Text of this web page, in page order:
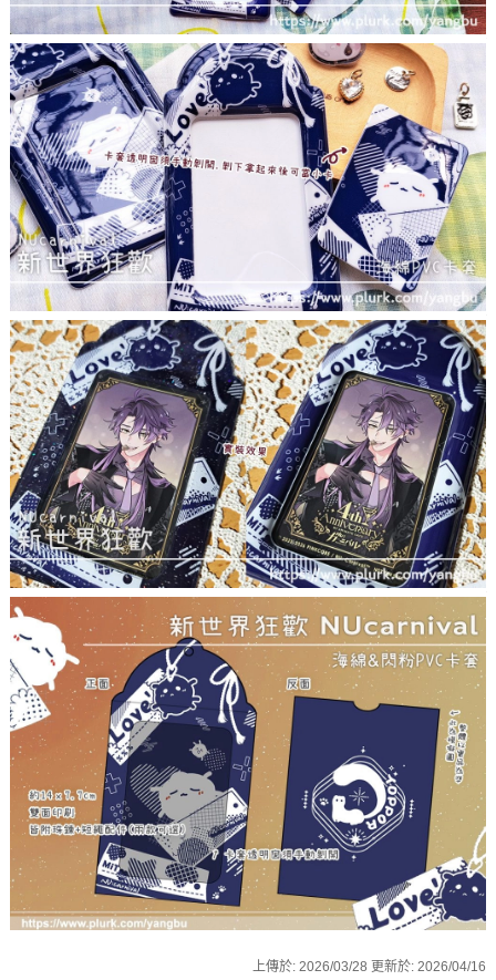
上傳於: 2026/03/28 更新於: 2026/04/16